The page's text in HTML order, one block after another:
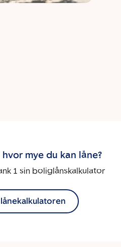
mye du kan låne?
1 sin boliglånskalkulator